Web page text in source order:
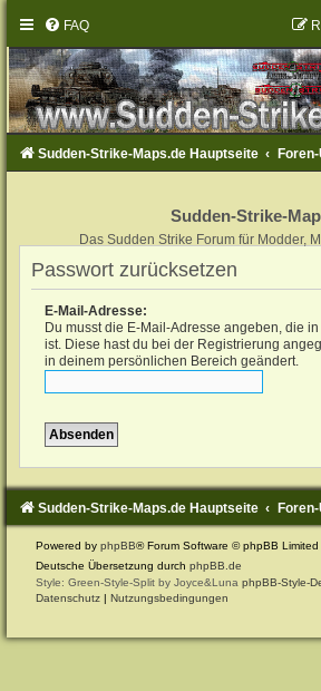
FAQ
Sudden-Strike-Maps.de Hauptseite
Sudden-Strike-
Das Sudden Strike Forum für Modder,
Passwort zurücksetzen
E-Mail-Adresse:
Du musst die E-Mail-Adresse angeben, die
ist. Diese hast du bei der Registrierung
in deinem persönlichen Bereich geändert.
Sudden-Strike-Maps.de Hauptseite
Powered byphpBB® Forum Software © phpBB Limited
Deutsche Übersetzung durchphpBB.de
Style: Green-Style-Split by Joyce&LunaphpBB-Style-
Datenschutz |Nutzungsbedingungen